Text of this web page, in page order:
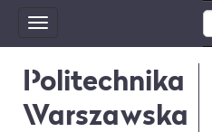
Toggle
navigation
Politechnika
Warszawska